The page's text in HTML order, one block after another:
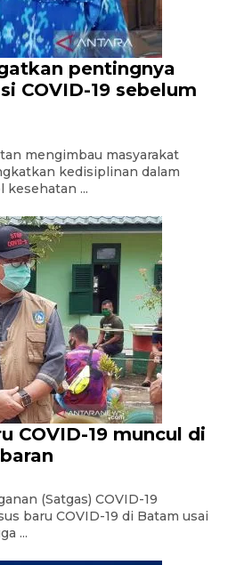
pentingnya
COVID-19 sebelum
mengimbau masyarakat
kedisiplinan dalam
kesehatan ...
COVID-19 muncul di
(Satgas) COVID-19
baru COVID-19 di Batam usai
...